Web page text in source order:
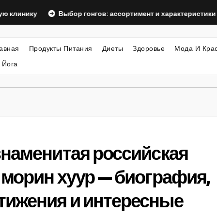
Выбор гонгов: ассортимент и характеристики
Продукты Питания Диеты Здоровье Мода И
российская
хуур — биография,
и интересные